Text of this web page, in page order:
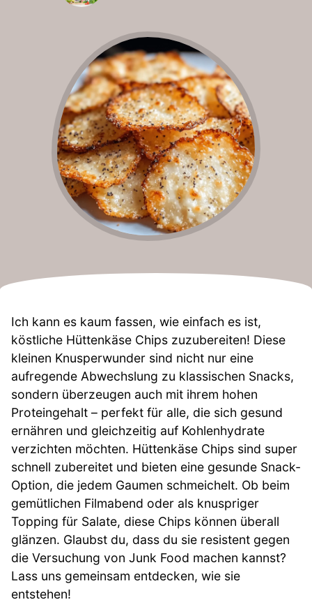
Ich kann es kaum fassen, wie einfach es ist,
köstliche Hüttenkäse Chips zuzubereiten! Diese
kleinen Knusperwunder sind nicht nur eine
aufregende Abwechslung zu klassischen Snacks,
sondern überzeugen auch mit ihrem hohen
Proteingehalt – perfekt für alle, die sich gesund
ernähren und gleichzeitig auf Kohlenhydrate
verzichten möchten. Hüttenkäse Chips sind super
schnell zubereitet und bieten eine gesunde Snack-
Option, die jedem Gaumen schmeichelt. Ob beim
gemütlichen Filmabend oder als knuspriger
Topping für Salate, diese Chips können überall
glänzen. Glaubst du, dass du sie resistent gegen
die Versuchung von Junk Food machen kannst?
Lass uns gemeinsam entdecken, wie sie
entstehen!